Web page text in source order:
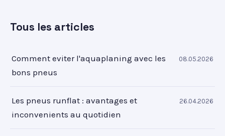
Tous les articles
Comment eviter l'aquaplaning avec les
bons pneus
08.05.2026
Les pneus runflat : avantages et
inconvenients au quotidien
26.04.2026